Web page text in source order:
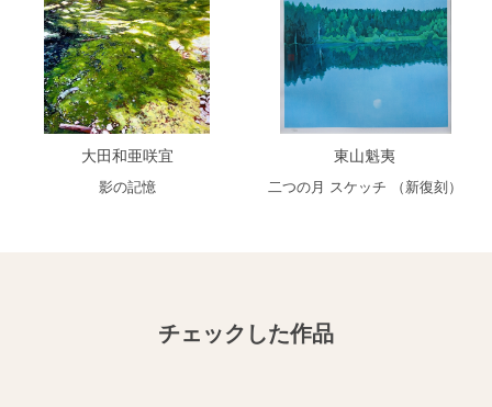
大田和亜咲宜
影の記憶
東山魁夷
二つの月 スケッチ （新復刻）
チェックした作品